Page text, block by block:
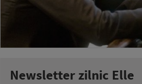
Newsletter zilnic Elle